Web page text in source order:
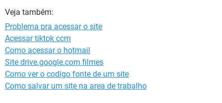
Veja também:
Problema pra acessar o site
Acessar tiktok ccm
Como acessar o hotmail
Site drive.google.com filmes
Como ver o codigo fonte de um site
Como salvar um site na area de trabalho